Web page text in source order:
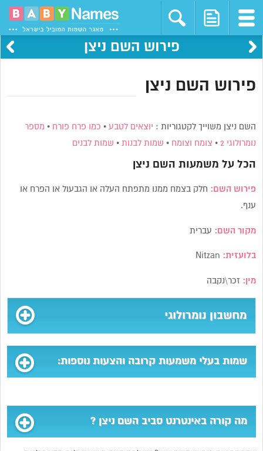
פירוש השם ניצן
פירוש השם ניצן
השם ניצן משוייך לקטגוריות : יוצאים לטבע • כמו פרח פורח • מספר
נומרולוגי 2 • צומח וצומח • שמות לבנות • שמות לבנים
הכל על משמעות השם ניצן
פירוש השם: חלק בצמח ממנו מתפתח העלה או הגבעול או הפרח או
ענף.
מקור השם: עברית
בלועזית:
מין: זכר\נקבה
מחשבון נומרולוגי
שמות בעלי משמעות קרובה והצעות נוספות:
מה קורה באינטרנט סביב השם ניצן ?